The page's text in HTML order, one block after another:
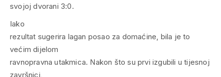
svojoj dvorani 3:0.
Iako
rezultat sugerira lagan posao za domaćine, bila je to
većim dijelom
ravnopravna utakmica. Nakon što su prvi izgubili u tijesnoj
završnici,